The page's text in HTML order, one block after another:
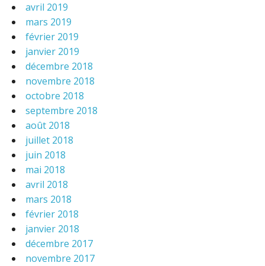
avril 2019
mars 2019
février 2019
janvier 2019
décembre 2018
novembre 2018
octobre 2018
septembre 2018
août 2018
juillet 2018
juin 2018
mai 2018
avril 2018
mars 2018
février 2018
janvier 2018
décembre 2017
novembre 2017